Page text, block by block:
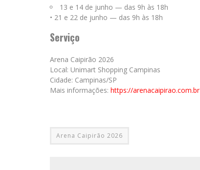
13 e 14 de junho — das 9h às 18h
• 21 e 22 de junho — das 9h às 18h
Serviço
Arena Caipirão 2026
Local: Unimart Shopping Campinas
Cidade: Campinas/SP
Mais informações: https://arenacaipirao.com.br
Arena Caipirão 2026